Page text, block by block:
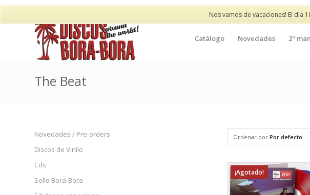
Nos vamos de vacaciones! El día
Catálogo Novedades 2ª
The Beat
Ordenar por Por defecto
¡Agotado!
Novedades / Pre-orders
Discos de Vinilo
Cds
Sello Bora-Bora